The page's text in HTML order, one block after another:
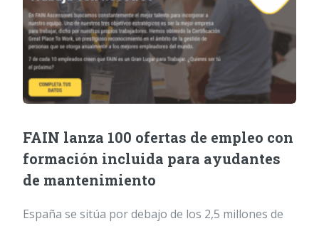
FAIN lanza 100 ofertas de empleo con
formación incluida para ayudantes
de mantenimiento
España se sitúa por debajo de los 2,5 millones de